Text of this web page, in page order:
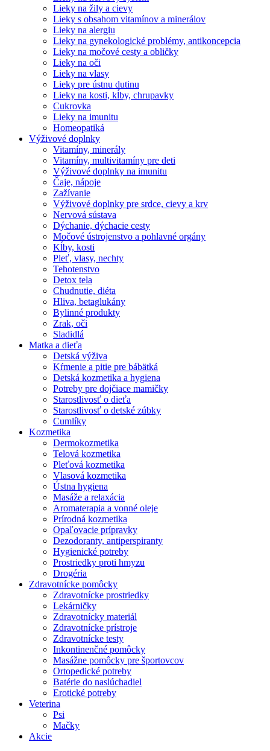
Lieky na žily a cievy
Lieky s obsahom vitamínov a minerálov
Lieky na alergiu
Lieky na gynekologické problémy, antikoncepcia
Lieky na močové cesty a obličky
Lieky na oči
Lieky na vlasy
Lieky pre ústnu dutinu
Lieky na kosti, kĺby, chrupavky
Cukrovka
Lieky na imunitu
Homeopatiká
Výživové doplnky
Vitamíny, minerály
Vitamíny, multivitamíny pre deti
Výživové doplnky na imunitu
Čaje, nápoje
Zažívanie
Výživové doplnky pre srdce, cievy a krv
Nervová sústava
Dýchanie, dýchacie cesty
Močové ústrojenstvo a pohlavné orgány
Kĺby, kosti
Pleť, vlasy, nechty
Tehotenstvo
Detox tela
Chudnutie, diéta
Hliva, betaglukány
Bylinné produkty
Zrak, oči
Sladidlá
Matka a dieťa
Detská výživa
Kŕmenie a pitie pre bábätká
Detská kozmetika a hygiena
Potreby pre dojčiace mamičky
Starostlivosť o dieťa
Starostlivosť o detské zúbky
Cumlíky
Kozmetika
Dermokozmetika
Telová kozmetika
Pleťová kozmetika
Vlasová kozmetika
Ústna hygiena
Masáže a relaxácia
Aromaterapia a vonné oleje
Prírodná kozmetika
Opaľovacie prípravky
Dezodoranty, antiperspiranty
Hygienické potreby
Prostriedky proti hmyzu
Drogéria
Zdravotnícke pomôcky
Zdravotnícke prostriedky
Lekárničky
Zdravotnícky materiál
Zdravotnícke prístroje
Zdravotnícke testy
Inkontinenčné pomôcky
Masážne pomôcky pre športovcov
Ortopedické potreby
Batérie do naslúchadiel
Erotické potreby
Veterina
Psi
Mačky
Akcie